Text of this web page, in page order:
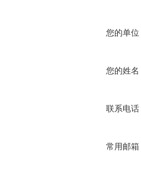
您的单位
您的姓名
联系电话
常用邮箱